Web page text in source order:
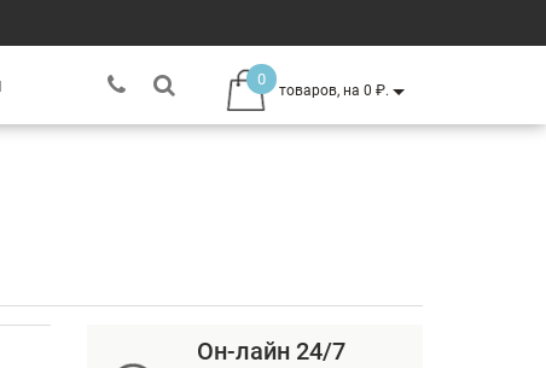
0
товаров, на 0 ₽.
Он-лайн 24/7